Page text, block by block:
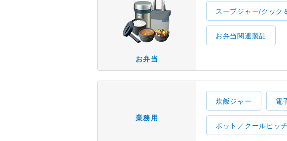
お弁当
スープジャー/クック
お弁当関連製品
業務用
炊飯ジャー 電
ポット／クールピッ